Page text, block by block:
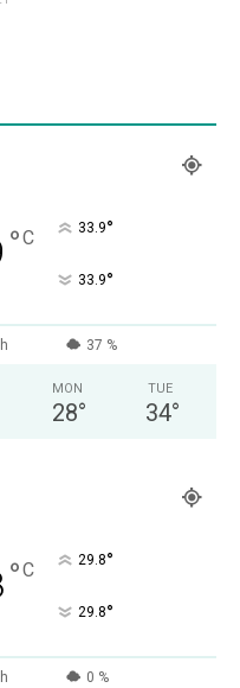
°C 33.9°
33.9°
37 %
MON
28°
TUE
34°
°C 29.8°
29.8°
0 %